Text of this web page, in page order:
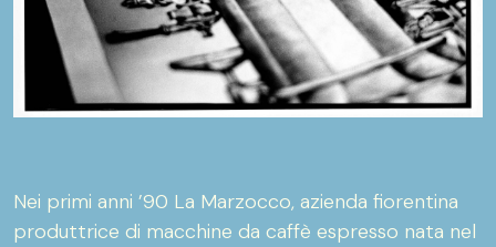
Nei primi anni ’90 La Marzocco, azienda fiorentina
produttrice di macchine da caffè espresso nata nel